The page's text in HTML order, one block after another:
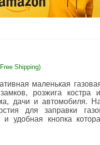
Shipping)
маленькая
розжига костра
дачи и автомобиля.
для заправки
удобная кнопка